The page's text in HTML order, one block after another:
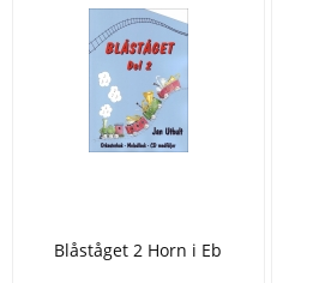
Blåståget 2 Horn i Eb